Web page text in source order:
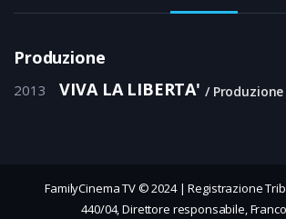
Produzione
2013 VIVA LA LIBERTA' Produzione
FamilyCinema TV © 2024 | Registrazione
440/04, Direttore responsabile,